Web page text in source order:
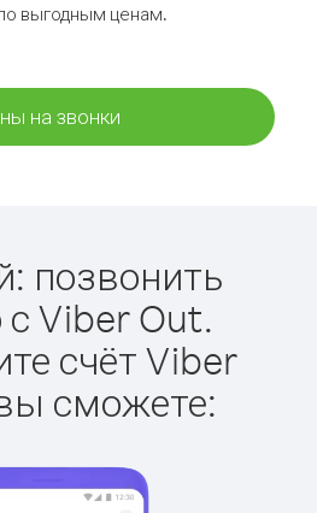
выгодным ценам.
на звонки
позвонить
с Viber Out.
счёт Viber
сможете: